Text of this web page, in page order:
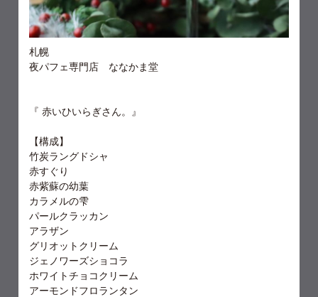
札幌
夜パフェ専門店 ななかま堂
『 赤いひいらぎさん。』
【構成】
竹炭ラングドシャ
赤すぐり
赤紫蘇の幼葉
カラメルの雫
パールクラッカン
アラザン
グリオットクリーム
ジェノワーズショコラ
ホワイトチョコクリーム
アーモンドフロランタン